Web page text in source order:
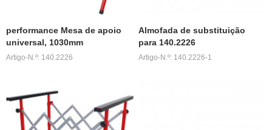
performance Mesa de apoio
universal, 1030mm
Artigo-N.º: 140.2226
Almofada de substituição
para 140.2226
Artigo-N.º: 140.2226-1